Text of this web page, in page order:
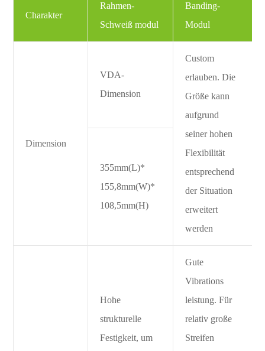
Charakter
Rahmen-
Schweiß modul
Banding-
Modul
Dimension
VDA-
Dimension
Custom
erlauben. Die
Größe kann
aufgrund
seiner hohen
Flexibilität
entsprechend
der Situation
erweitert
werden
355mm(L)*
155,8mm(W)*
108,5mm(H)
Hohe
strukturelle
Festigkeit, um
Gute
Vibrations
leistung. Für
relativ große
Streifen